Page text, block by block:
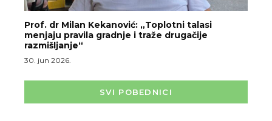
Prof. dr Milan Kekanović: „Toplotni talasi
menjaju pravila gradnje i traže drugačije
razmišljanje“
30. jun 2026.
SVI POBEDNICI